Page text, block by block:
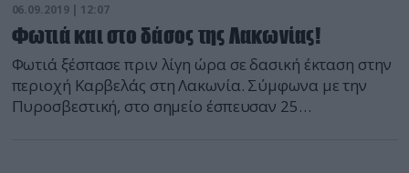
06.09.2019 | 12:07
Φωτιά και στο δάσος της Λακωνίας!
Φωτιά ξέσπασε πριν λίγη ώρα σε δασική έκταση στην
περιοχή Καρβελάς στη Λακωνία. Σύμφωνα με την
Πυροσβεστική, στο σημείο έσπευσαν 25